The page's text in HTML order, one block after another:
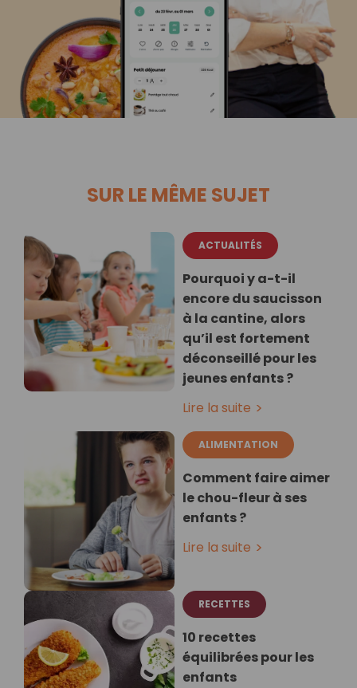
SUR LE MÊME SUJET
ACTUALITÉS
Pourquoi y a-t-il
encore du saucisson
à la cantine, alors
qu’il est fortement
déconseillé pour les
jeunes enfants ?
Lire la suite
ALIMENTATION
Comment faire aimer
le chou-fleur à ses
enfants ?
Lire la suite
RECETTES
10 recettes
équilibrées pour les
enfants